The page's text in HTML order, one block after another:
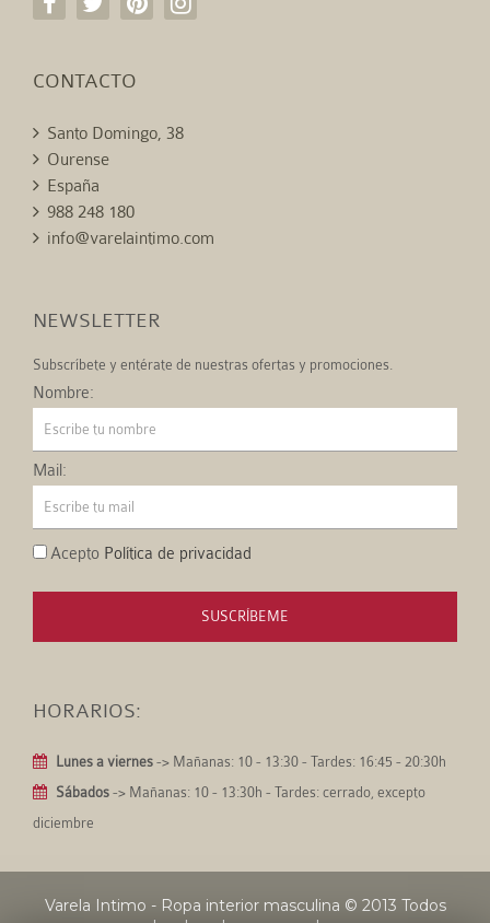
CONTACTO
Santo Domingo, 38
Ourense
España
988 248 180
info@varelaintimo.com
NEWSLETTER
Subscríbete y entérate de nuestras ofertas y promociones.
Nombre:
Mail:
Acepto Política de privacidad
SUSCRÍBEME
HORARIOS:
Lunes a viernes -> Mañanas: 10 - 13:30 - Tardes: 16:45 - 20:30h
Sábados -> Mañanas: 10 - 13:30h - Tardes: cerrado, excepto
diciembre
Varela Intimo - Ropa interior masculina © 2013 Todos